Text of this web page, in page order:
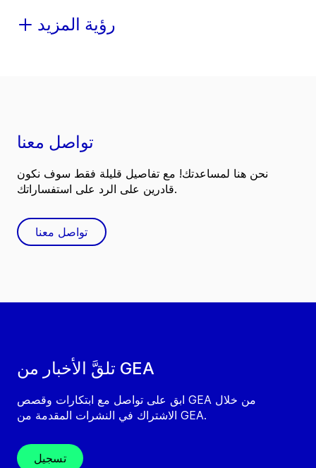
رؤية المزيد
تلقَّ الأخبار من GEA
ابق على تواصل مع ابتكارات وقصص GEA من خلال
الاشتراك في النشرات المقدمة من GEA.
تسجيل
تواصل معنا
نحن هنا لمساعدتك! مع تفاصيل قليلة فقط سوف نكون
قادرين على الرد على استفساراتك.
تواصل معنا